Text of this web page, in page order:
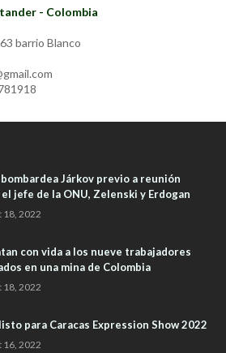
- Colombia
barrio Blanco
bombardea Járkov previo a reunión
jefe de la ONU, Zelenski y Erdogan
18, 2022
con vida a los nueve trabajadores
en una mina de Colombia
18, 2022
para Caracas Expression Show 2022
16, 2022